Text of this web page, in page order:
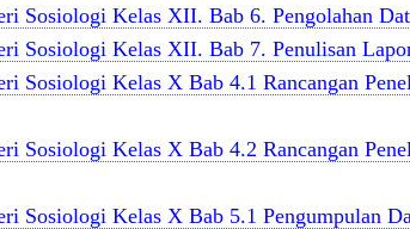
Sosiologi Kelas XII. Bab 6. Pengolahan
Sosiologi Kelas XII. Bab 7. Penulisan
Sosiologi Kelas X Bab 4.1 Rancangan
Sosiologi Kelas X Bab 4.2 Rancangan
Sosiologi Kelas X Bab 5.1 Pengumpulan